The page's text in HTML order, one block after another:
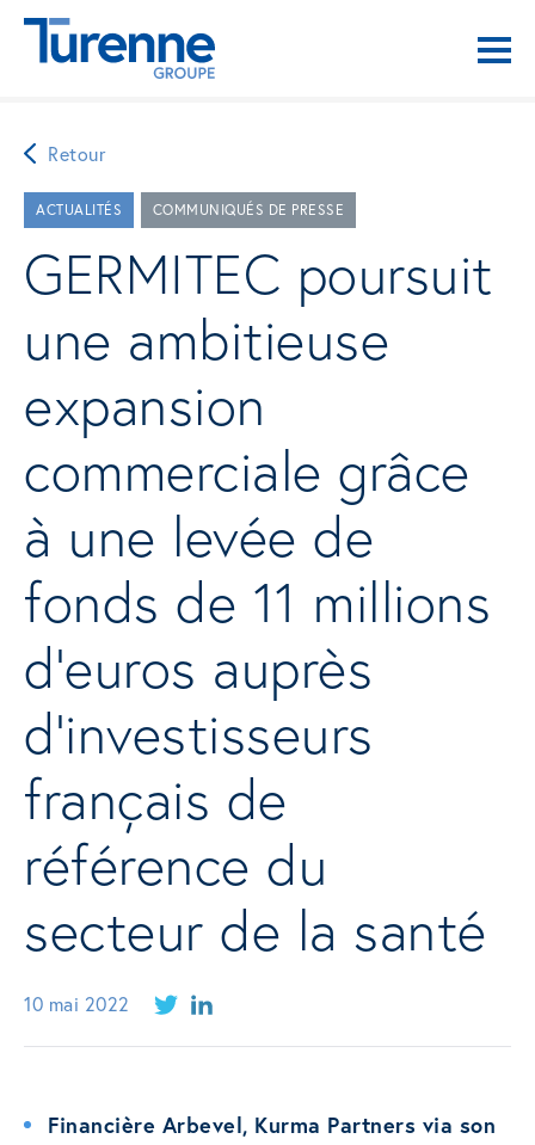
Retour
ACTUALITÉS COMMUNIQUÉS DE PRESSE
GERMITEC poursuit
une ambitieuse
expansion
commerciale grâce
à une levée de
fonds de 11 millions
d’euros auprès
d’investisseurs
français de
référence du
secteur de la santé
10 mai 2022
Financière Arbevel, Kurma Partners via son